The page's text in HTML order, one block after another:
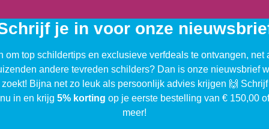
je in voor onze
om top schildertips en exclusieve verfdeals te ontvangen, net
andere tevreden schilders? Dan is onze nieuwsbrief
Bijna net zo leuk als persoonlijk advies krijgen 🙌
nu in en krijg 5% korting op je eerste bestelling van € 150,00 of
meer!